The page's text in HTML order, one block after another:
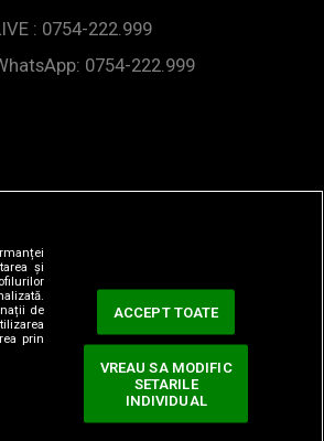
: 0754-222.999
0754-222.999
și
de
prin
ACCEPT TOATE
VREAU SA MODIFIC
SETARILE
INDIVIDUAL